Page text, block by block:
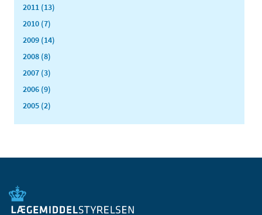
2011 (13)
2010 (7)
2009 (14)
2008 (8)
2007 (3)
2006 (9)
2005 (2)